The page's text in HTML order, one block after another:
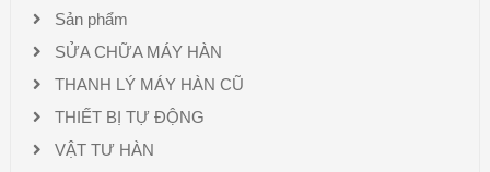
Sản phẩm
SỬA CHỮA MÁY HÀN
THANH LÝ MÁY HÀN CŨ
THIẾT BỊ TỰ ĐỘNG
VẬT TƯ HÀN